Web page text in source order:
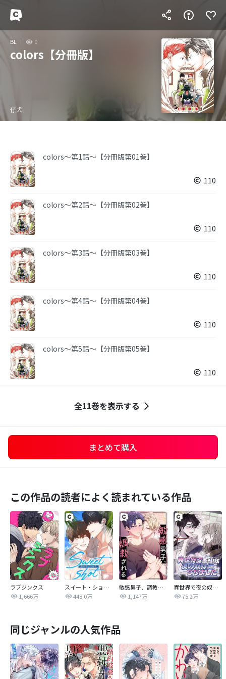
BL 0
colors【分冊版】
仔犬
colors～第1話～【分冊版第01巻】
110
colors～第2話～【分冊版第02巻】
110
colors～第3話～【分冊版第03巻】
110
colors～第4話～【分冊版第04巻】
110
colors～第5話～【分冊版第05巻】
110
全11巻を表示する
まとめて購入
この作品の読者によく読まれている作品
ラブジンクス
1,666万
スイート・ショット
448.0万
敏感男子、調教される
1,147万
異世界で夜の奴隷になりました【改訂版】
75.2万
同じジャンルの人気作品